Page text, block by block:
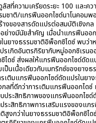
สที่ความเครียดระยะ 100 และค
มชาติ/แกรฟีนออกไซด์นาโนคอม
างของสารดัดแปรต่อสมบัติเชิงกล
ย่างมีนัยสำคัญ เมื่อนำแกรฟีนออก
ในยางธรรมชาติอิพ็อกซิไดซ์ พบว่
รเกิดอันตรกิริยากับหมู่ออกซิเรนอ
ไดซ์ ส่งผลให้แกรฟีนออกไซด์ดัดแ
ป็นเนื้อเดียวกับเมทริกซ์ของยาง
รเติมแกรฟีนออกไซด์ดัดแปรในยา
กลที่ดีกว่าการเติมแกรฟีนออกไดซ์
บประสิทธิภาพของแกรฟีนออกไซด์
ระสิทธิภาพการเสริมแรงของแก
สูงกว่าในยางธรรมชาติอิพ็อกซิได